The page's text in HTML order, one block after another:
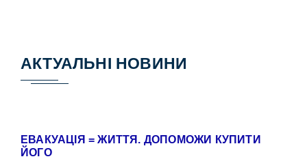
АКТУАЛЬНІ НОВИНИ
ЕВАКУАЦІЯ = ЖИТТЯ. ДОПОМОЖИ КУПИТИ
ЙОГО